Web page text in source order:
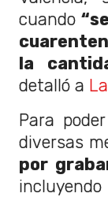
cuando
la
detalló a
Para
diversas
por